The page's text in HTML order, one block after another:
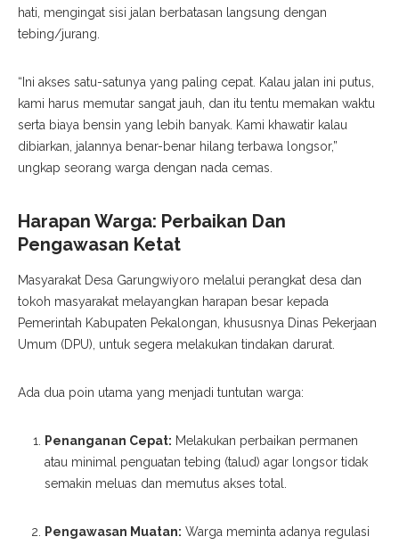
hati, mengingat sisi jalan berbatasan langsung dengan
tebing/jurang.
“Ini akses satu-satunya yang paling cepat. Kalau jalan ini putus,
kami harus memutar sangat jauh, dan itu tentu memakan waktu
serta biaya bensin yang lebih banyak. Kami khawatir kalau
dibiarkan, jalannya benar-benar hilang terbawa longsor,”
ungkap seorang warga dengan nada cemas.
Harapan Warga: Perbaikan Dan
Pengawasan Ketat
Masyarakat Desa Garungwiyoro melalui perangkat desa dan
tokoh masyarakat melayangkan harapan besar kepada
Pemerintah Kabupaten Pekalongan, khususnya Dinas Pekerjaan
Umum (DPU), untuk segera melakukan tindakan darurat.
Ada dua poin utama yang menjadi tuntutan warga:
Penanganan Cepat: Melakukan perbaikan permanen
atau minimal penguatan tebing (talud) agar longsor tidak
semakin meluas dan memutus akses total.
Pengawasan Muatan: Warga meminta adanya regulasi